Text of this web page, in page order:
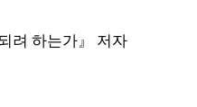
려 하는가』 저자